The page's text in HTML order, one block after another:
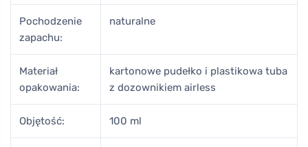
Pochodzenie
zapachu:
naturalne
Materiał
opakowania:
kartonowe pudełko i plastikowa tuba
z dozownikiem airless
Objętość: 100 ml